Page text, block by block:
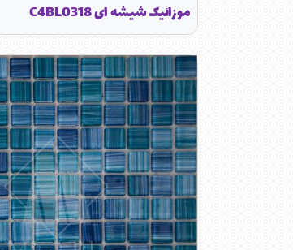
موزائیک شیشه ای C4BL0318